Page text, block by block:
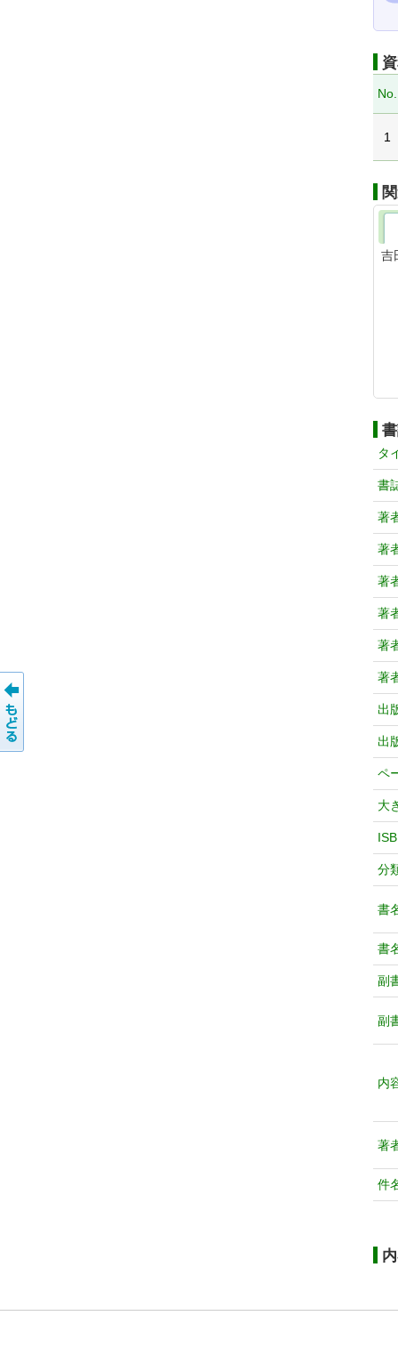
No.
1
吉
タ
書
著
著
著
著
著
著
出
出
ペ
大
分
書
書
副
副
内
著
件